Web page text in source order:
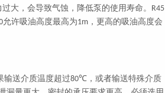
大，会导致气蚀，降低泵的使用寿命。 R45
允许吸油高度最高为1m ，更高的吸油高度会
输送介质温度超过80℃ ，或者输送特殊介质